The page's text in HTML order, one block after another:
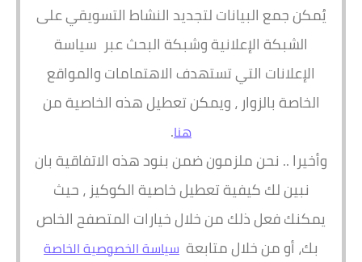
يُمكن جمع البيانات لتجديد النشاط التسويقي على
الشبكة الإعلانية وشبكة البحث عبر سياسة
الإعلانات التي تستهدف الاهتمامات والمواقع
الخاصة بالزوار ، ويمكن تعطيل هذه الخاصية من
هنا.
وأخيرا .. نحن ملزمون ضمن بنود هذه الاتفاقية بان
نبين لك كيفية تعطيل خاصية الكوكيز ، حيث
يمكنك فعل ذلك من خلال خيارات المتصفح الخاص
بك، أو من خلال متابعة سياسة الخصوصية الخاصة